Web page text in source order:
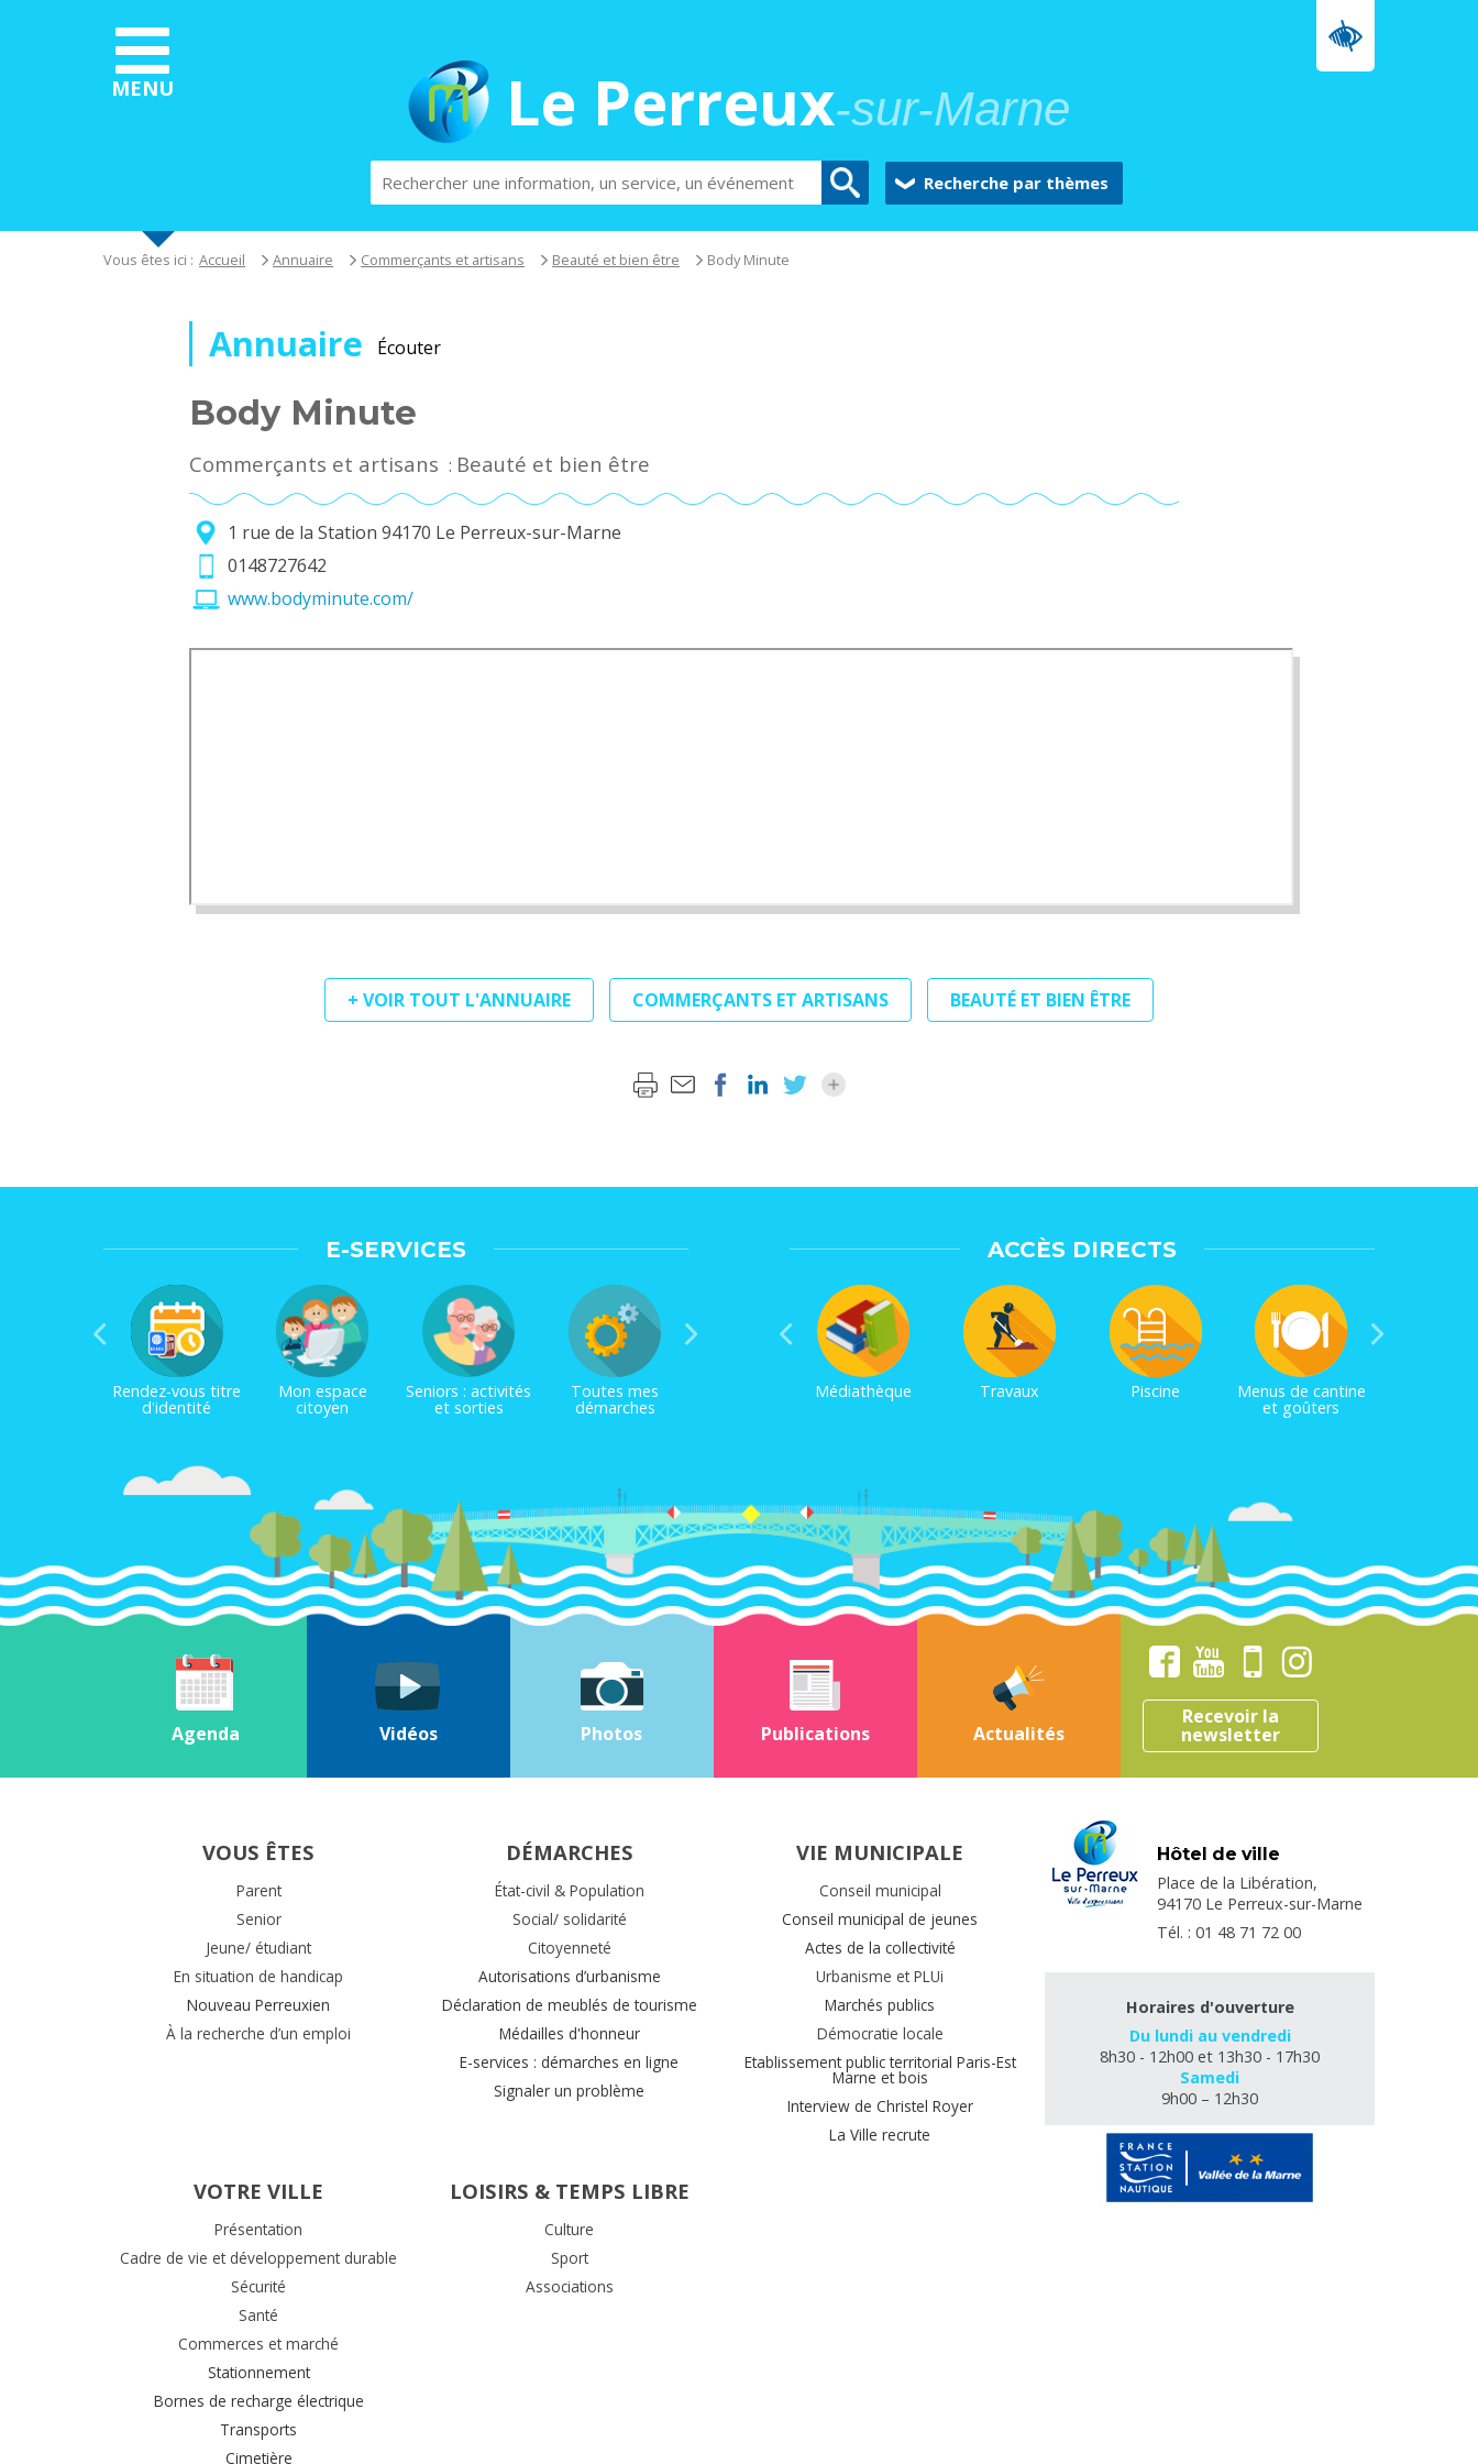
MENU Le Perreux-sur-Marne
Rechercher Recherche par thèmes
Vous êtes ici : Accueil Annuaire Commerçants et artisans Beauté et bien être Body Minute
Annuaire Écouter
Body Minute
Commerçants et artisans : Beauté et bien être
1 rue de la Station 94170 Le Perreux-sur-Marne
0148727642
www.bodyminute.com/
+ VOIR TOUT L'ANNUAIRE COMMERÇANTS ET ARTISANS BEAUTÉ ET BIEN ÊTRE
E-SERVICES
Rendez-vous titre
d'identité
Mon espace
citoyen
Seniors : activités
et sorties
Toutes mes
démarches
ACCÈS DIRECTS
Médiathèque Travaux Piscine Menus de cantine
et goûters
Agenda Vidéos Photos Publications Actualités
Recevoir la
newsletter
VOUS ÊTES
Parent
Senior
Jeune/ étudiant
En situation de handicap
Nouveau Perreuxien
À la recherche d’un emploi
DÉMARCHES
État-civil & Population
Social/ solidarité
Citoyenneté
Autorisations d’urbanisme
Déclaration de meublés de tourisme
Médailles d'honneur
E-services : démarches en ligne
Signaler un problème
VIE MUNICIPALE
Conseil municipal
Conseil municipal de jeunes
Actes de la collectivité
Urbanisme et PLUi
Marchés publics
Démocratie locale
Etablissement public territorial Paris-Est
Marne et bois
Interview de Christel Royer
La Ville recrute
VOTRE VILLE
Présentation
Cadre de vie et développement durable
Sécurité
Santé
Commerces et marché
Stationnement
Bornes de recharge électrique
Transports
Cimetière
LOISIRS & TEMPS LIBRE
Culture
Sport
Associations
Hôtel de ville
Place de la Libération,
94170 Le Perreux-sur-Marne
Tél. : 01 48 71 72 00
Horaires d'ouverture
Du lundi au vendredi
8h30 - 12h00 et 13h30 - 17h30
Samedi
9h00 – 12h30